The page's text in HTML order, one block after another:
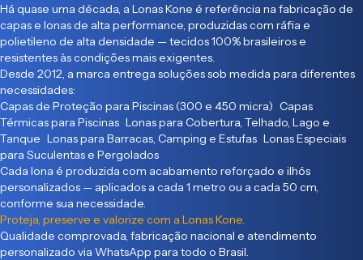
Há quase uma década, a Lonas Kone é referência na fabricação de
capas e lonas de alta performance, produzidas com ráfia e
polietileno de alta densidade — tecidos 100% brasileiros e
resistentes às condições mais exigentes.
Desde 2012, a marca entrega soluções sob medida para diferentes
necessidades:
Capas de Proteção para Piscinas (300 e 450 micra) Capas
Térmicas para Piscinas Lonas para Cobertura, Telhado, Lago e
Tanque Lonas para Barracas, Camping e Estufas Lonas Especiais
para Suculentas e Pergolados
Cada lona é produzida com acabamento reforçado e ilhós
personalizados — aplicados a cada 1 metro ou a cada 50 cm,
conforme sua necessidade.
Proteja, preserve e valorize com a Lonas Kone.
Qualidade comprovada, fabricação nacional e atendimento
personalizado via WhatsApp para todo o Brasil.